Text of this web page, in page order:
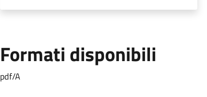
Formati disponibili
pdf/A